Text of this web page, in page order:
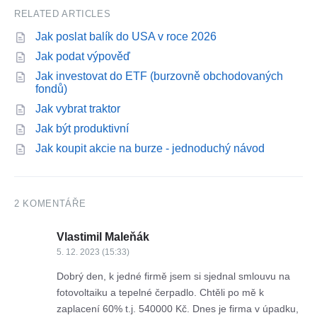
RELATED ARTICLES
Jak poslat balík do USA v roce 2026
Jak podat výpověď
Jak investovat do ETF (burzovně obchodovaných
fondů)
Jak vybrat traktor
Jak být produktivní
Jak koupit akcie na burze - jednoduchý návod
2 KOMENTÁŘE
Vlastimil Maleňák
5. 12. 2023 (15:33)
Dobrý den, k jedné firmě jsem si sjednal smlouvu na
fotovoltaiku a tepelné čerpadlo. Chtěli po mě k
zaplacení 60% t.j. 540000 Kč. Dnes je firma v úpadku,